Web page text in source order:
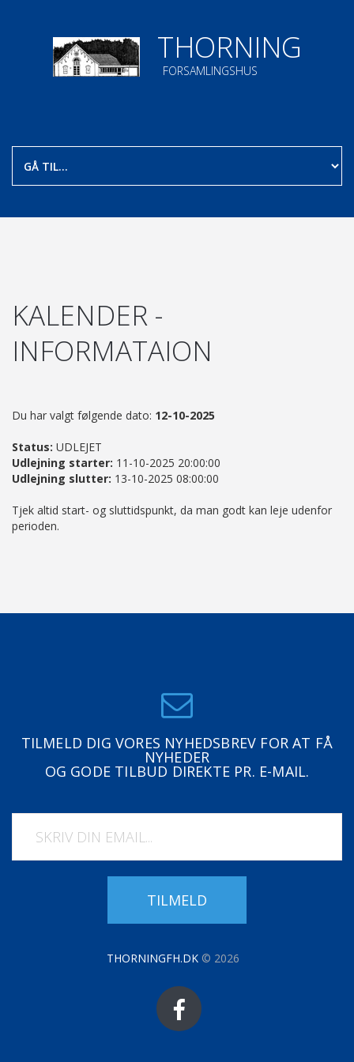
THORNING
FORSAMLINGSHUS
KALENDER -
INFORMATAION
Du har valgt følgende dato: 12-10-2025
Status: UDLEJET
Udlejning starter: 11-10-2025 20:00:00
Udlejning slutter: 13-10-2025 08:00:00
Tjek altid start- og sluttidspunkt, da man godt kan leje udenfor
perioden.
TILMELD DIG VORES NYHEDSBREV FOR AT FÅ
NYHEDER
OG GODE TILBUD DIREKTE PR. E-MAIL.
TILMELD
THORNINGFH.DK © 2026